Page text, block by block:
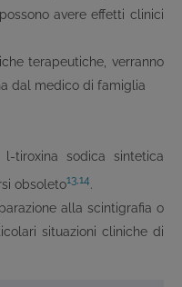
avere effetti clinici
terapeutiche, verranno
dal medico di famiglia
tiroxina sodica sintetica
obsoleto13,14.
alla scintigrafia o
situazioni cliniche di